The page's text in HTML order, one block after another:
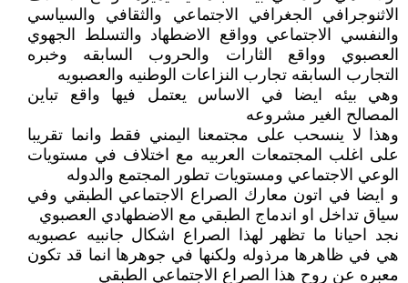
الاثنوجرافي الجغرافي الاجتماعي والثقافي والسياسي
والنفسي الاجتماعي وواقع الاضطهاد والتسلط الجهوي
العصبوي وواقع الثارات والحروب السابقه وخبره
التجارب السابقه تجارب النزاعات الوطنيه والعصبويه
وهي بيئه ايضا في الاساس يعتمل فيها واقع تباين
المصالح الغير مشروعه
وهذا لا ينسحب على مجتمعنا اليمني فقط وانما تقريبا
على اغلب المجتمعات العربيه مع اختلاف في مستويات
الوعي الاجتماعي ومستويات تطور المجتمع والدوله
و ايضا في اتون معارك الصراع الاجتماعي الطبقي وفي
سياق تداخل او اندماج الطبقي مع الاضطهادي العصبوي
نجد احيانا ما تظهر لهذا الصراع اشكال جانبيه عصبويه
هي في ظاهرها مرذوله ولكنها في جوهرها انما قد تكون
معبره عن روح هذا الصراع الاجتماعي الطبقي